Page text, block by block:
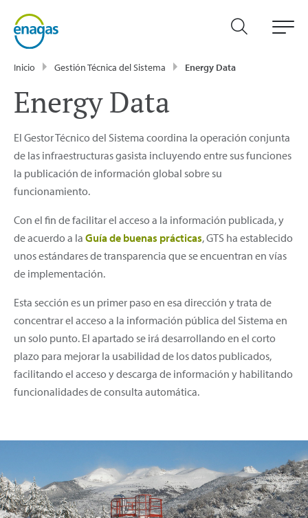
Inicio Gestión Técnica del Sistema Energy Data
Energy Data
El Gestor Técnico del Sistema coordina la operación conjunta
de las infraestructuras gasista incluyendo entre sus funciones
la publicación de información global sobre su
funcionamiento.
Con el fin de facilitar el acceso a la información publicada, y
de acuerdo a la Guía de buenas prácticas, GTS ha establecido
unos estándares de transparencia que se encuentran en vías
de implementación.
Esta sección es un primer paso en esa dirección y trata de
concentrar el acceso a la información pública del Sistema en
un solo punto. El apartado se irá desarrollando en el corto
plazo para mejorar la usabilidad de los datos publicados,
facilitando el acceso y descarga de información y habilitando
funcionalidades de consulta automática.